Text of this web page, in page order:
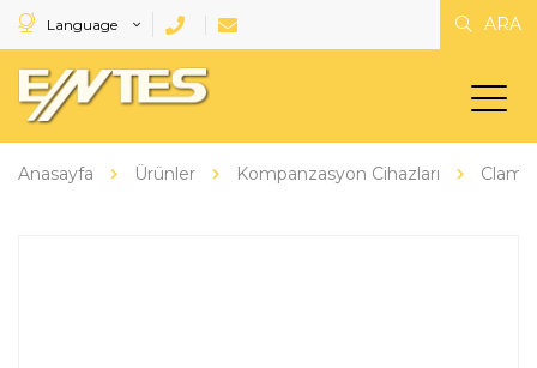
Language ARA
Anasayfa Ürünler Kompanzasyon Cihazları Clamp